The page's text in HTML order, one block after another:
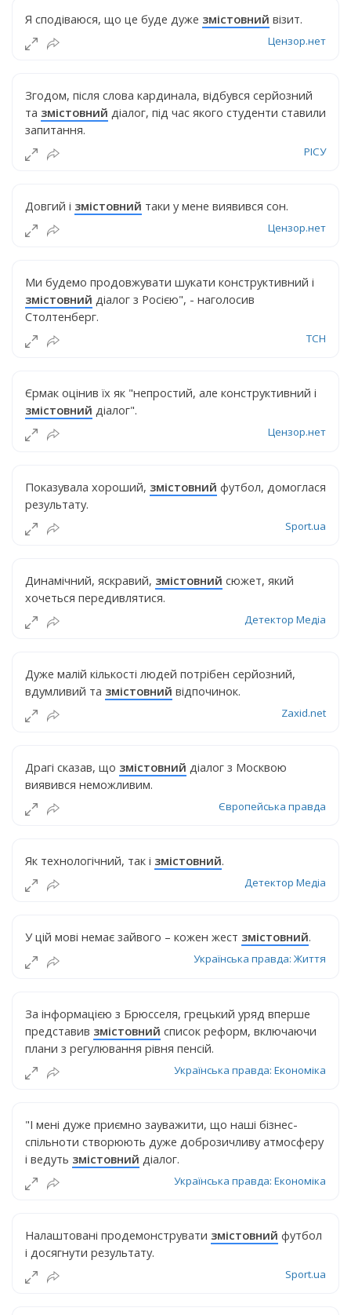
Я сподіваюся, що це буде дуже змістовний візит.
Цензор.нет
Згодом, після слова кардинала, відбувся серйозний
та змістовний діалог, під час якого студенти ставили
запитання.
РІСУ
Довгий і змістовний таки у мене виявився сон.
Цензор.нет
Ми будемо продовжувати шукати конструктивний і
змістовний діалог з Росією", - наголосив
Столтенберг.
ТСН
Єрмак оцінив їх як "непростий, але конструктивний і
змістовний діалог".
Цензор.нет
Показувала хороший, змістовний футбол, домоглася
результату.
Sport.ua
Динамічний, яскравий, змістовний сюжет, який
хочеться передивлятися.
Детектор Медіа
Дуже малій кількості людей потрібен серйозний,
вдумливий та змістовний відпочинок.
Zaxid.net
Драгі сказав, що змістовний діалог з Москвою
виявився неможливим.
Європейська правда
Як технологічний, так і змістовний.
Детектор Медіа
У цій мові немає зайвого – кожен жест змістовний.
Українська правда: Життя
За інформацією з Брюсселя, грецький уряд вперше
представив змістовний список реформ, включаючи
плани з регулювання рівня пенсій.
Українська правда: Економіка
"І мені дуже приємно зауважити, що наші бізнес-
спільноти створюють дуже доброзичливу атмосферу
і ведуть змістовний діалог.
Українська правда: Економіка
Налаштовані продемонструвати змістовний футбол
і досягнути результату.
Sport.ua